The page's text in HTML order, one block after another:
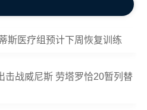
斯医疗组预计下周恢复训练
击战威尼斯 劳塔罗恰20暂列替